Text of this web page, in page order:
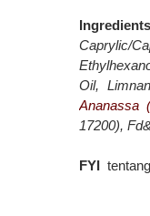
Ingredients
Caprylic/
Oil,
Ananassa
17200),
FYI tentang